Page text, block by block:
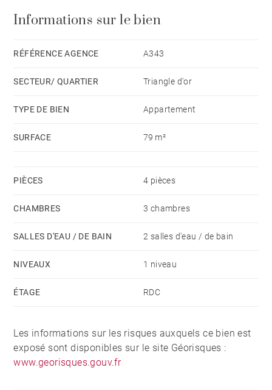
Informations sur le bien
RÉFÉRENCE AGENCE A343
SECTEUR/ QUARTIER Triangle d'or
TYPE DE BIEN Appartement
SURFACE 79 m²
PIÈCES 4 pièces
CHAMBRES 3 chambres
SALLES D'EAU / DE BAIN 2 salles d'eau / de bain
NIVEAUX 1 niveau
ÉTAGE RDC
Les informations sur les risques auxquels ce bien est
exposé sont disponibles sur le site Géorisques :
www.georisques.gouv.fr